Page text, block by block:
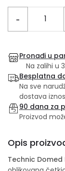
-
Pronađi u
Na zalihi u
Besplatna
Na sve
dostava
90 dana za
Proizvod
Opis
Technic Domed